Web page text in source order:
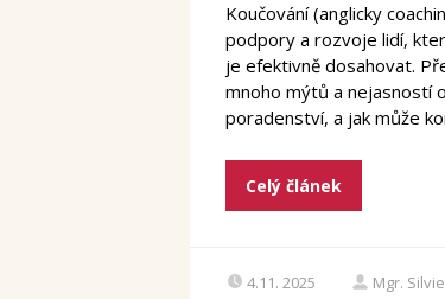
Koučování (anglicky
podpory a rozvoje lidí,
je efektivně dosahovat.
mnoho mýtů a nejasností
poradenství, a jak může
Celý článek
4.11. 2025 Mgr.